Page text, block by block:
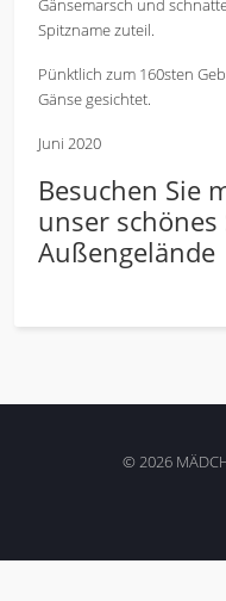
Gänsemarsch und
Spitzname zuteil.
Pünktlich zum 160sten
Gänse gesichtet.
Juni 2020
Besuchen Sie
unser
Außengelände
© 2026